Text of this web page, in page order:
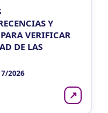
Y
VERIFICAR
DE LAS
2026
↗